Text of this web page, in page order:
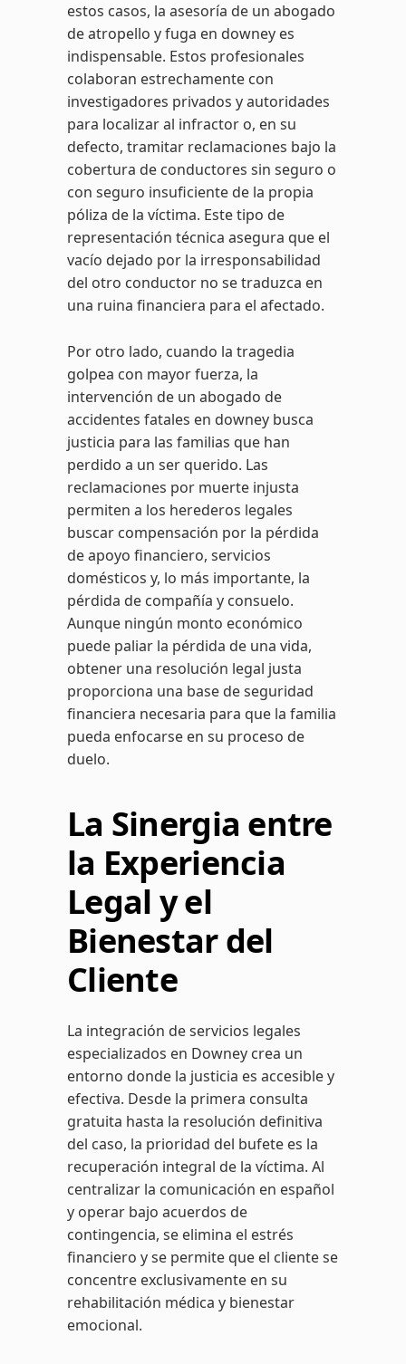
estos casos, la asesoría de un abogado
de atropello y fuga en downey es
indispensable. Estos profesionales
colaboran estrechamente con
investigadores privados y autoridades
para localizar al infractor o, en su
defecto, tramitar reclamaciones bajo la
cobertura de conductores sin seguro o
con seguro insuficiente de la propia
póliza de la víctima. Este tipo de
representación técnica asegura que el
vacío dejado por la irresponsabilidad
del otro conductor no se traduzca en
una ruina financiera para el afectado.
Por otro lado, cuando la tragedia
golpea con mayor fuerza, la
intervención de un abogado de
accidentes fatales en downey busca
justicia para las familias que han
perdido a un ser querido. Las
reclamaciones por muerte injusta
permiten a los herederos legales
buscar compensación por la pérdida
de apoyo financiero, servicios
domésticos y, lo más importante, la
pérdida de compañía y consuelo.
Aunque ningún monto económico
puede paliar la pérdida de una vida,
obtener una resolución legal justa
proporciona una base de seguridad
financiera necesaria para que la familia
pueda enfocarse en su proceso de
duelo.
La Sinergia entre
la Experiencia
Legal y el
Bienestar del
Cliente
La integración de servicios legales
especializados en Downey crea un
entorno donde la justicia es accesible y
efectiva. Desde la primera consulta
gratuita hasta la resolución definitiva
del caso, la prioridad del bufete es la
recuperación integral de la víctima. Al
centralizar la comunicación en español
y operar bajo acuerdos de
contingencia, se elimina el estrés
financiero y se permite que el cliente se
concentre exclusivamente en su
rehabilitación médica y bienestar
emocional.